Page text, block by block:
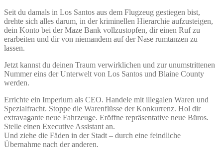
Seit du damals in Los Santos aus dem Flugzeug gestiegen bist,
drehte sich alles darum, in der kriminellen Hierarchie aufzusteigen,
dein Konto bei der Maze Bank vollzustopfen, dir einen Ruf zu
erarbeiten und dir von niemandem auf der Nase rumtanzen zu
lassen.
Jetzt kannst du deinen Traum verwirklichen und zur unumstrittenen
Nummer eins der Unterwelt von Los Santos und Blaine County
werden.
Errichte ein Imperium als CEO. Handele mit illegalen Waren und
Spezialfracht. Stoppe die Warenflüsse der Konkurrenz. Hol dir
extravagante neue Fahrzeuge. Eröffne repräsentative neue Büros.
Stelle einen Executive Assistant an.
Und ziehe die Fäden in der Stadt – durch eine feindliche
Übernahme nach der anderen.